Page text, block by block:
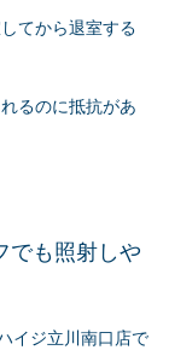
てから退室する
るのに抵抗があ
でも照射しや
イジ立川南口店で